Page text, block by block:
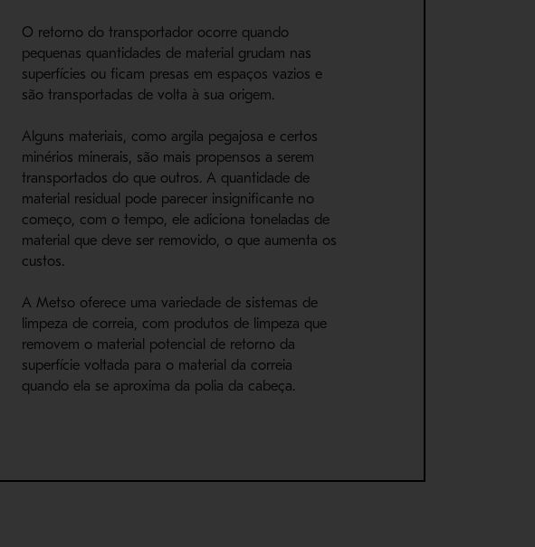
O retorno do transportador ocorre quando
pequenas quantidades de material grudam nas
superfícies ou ficam presas em espaços vazios e
são transportadas de volta à sua origem.
Alguns materiais, como argila pegajosa e certos
minérios minerais, são mais propensos a serem
transportados do que outros. A quantidade de
material residual pode parecer insignificante no
começo, com o tempo, ele adiciona toneladas de
material que deve ser removido, o que aumenta os
custos.
A Metso oferece uma variedade de sistemas de
limpeza de correia, com produtos de limpeza que
removem o material potencial de retorno da
superfície voltada para o material da correia
quando ela se aproxima da polia da cabeça.